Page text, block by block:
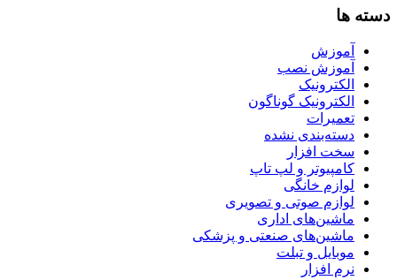
دسته ها
آموزش
آموزش نصب
الکترونیک
الکترونیک گوناگون
تعمیرات
دسته‌بندی نشده
سخت افزار
کامپیوتر و لپ تاپ
لوازم خانگی
لوازم صوتی و تصویری
ماشین‌های اداری
ماشین‌های صنعتی و پزشکی
موبایل و تبلت
نرم افزار